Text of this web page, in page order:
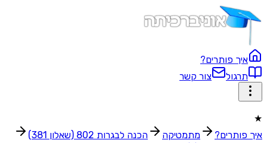
איך פותרים?
תרגול
צור קשר
★
איך פותרים?
מתמטיקה
הכנה לבגרות 802 (שאלון 381)